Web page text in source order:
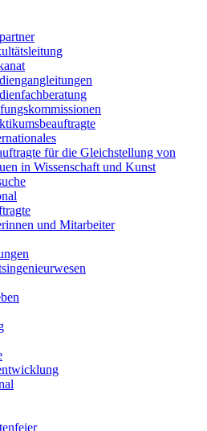
für die Gleichstellung von
in Wissenschaft und Kunst
und Mitarbeiter